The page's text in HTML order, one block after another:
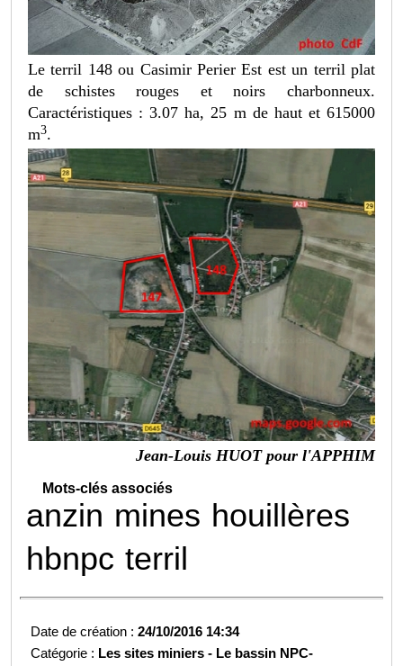
Le terril 148 ou Casimir Perier Est est un terril plat
de schistes rouges et noirs charbonneux.
Caractéristiques : 3.07 ha, 25 m de haut et 615000
m3.
Jean-Louis HUOT pour l'APPHIM
Mots-clés associés
anzin mines houillères
hbnpc terril
Date de création :24/10/2016 14:34
Catégorie : Les sites miniers - Le bassin NPC-